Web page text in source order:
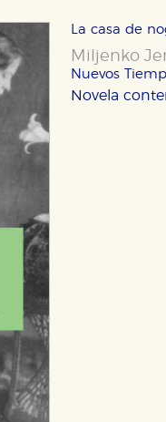
La casa de
Miljenko
Nuevos
Novela